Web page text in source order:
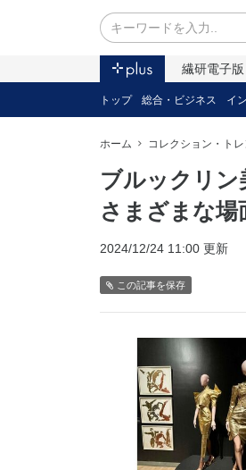
繊研電子版
トップ 総合・ビジネス イ
ホーム コレクション・トレ
ブルックリ
さまざまな場
2024/12/24 11:00 更新
この記事を保存